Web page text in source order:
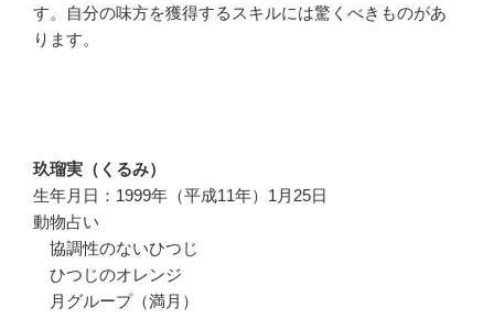
す。自分の味方を獲得するスキルには驚くべきものがあ
ります。
玖瑠実（くるみ）
生年月日：1999年（平成11年）1月25日
動物占い
協調性のないひつじ
ひつじのオレンジ
月グループ（満月）